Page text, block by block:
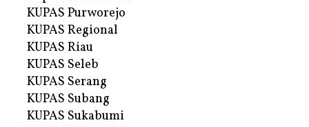
KUPAS Purworejo
KUPAS Regional
KUPAS Riau
KUPAS Seleb
KUPAS Serang
KUPAS Subang
KUPAS Sukabumi